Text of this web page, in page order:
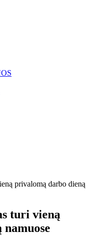
privalomą darbo dieną
turi vieną